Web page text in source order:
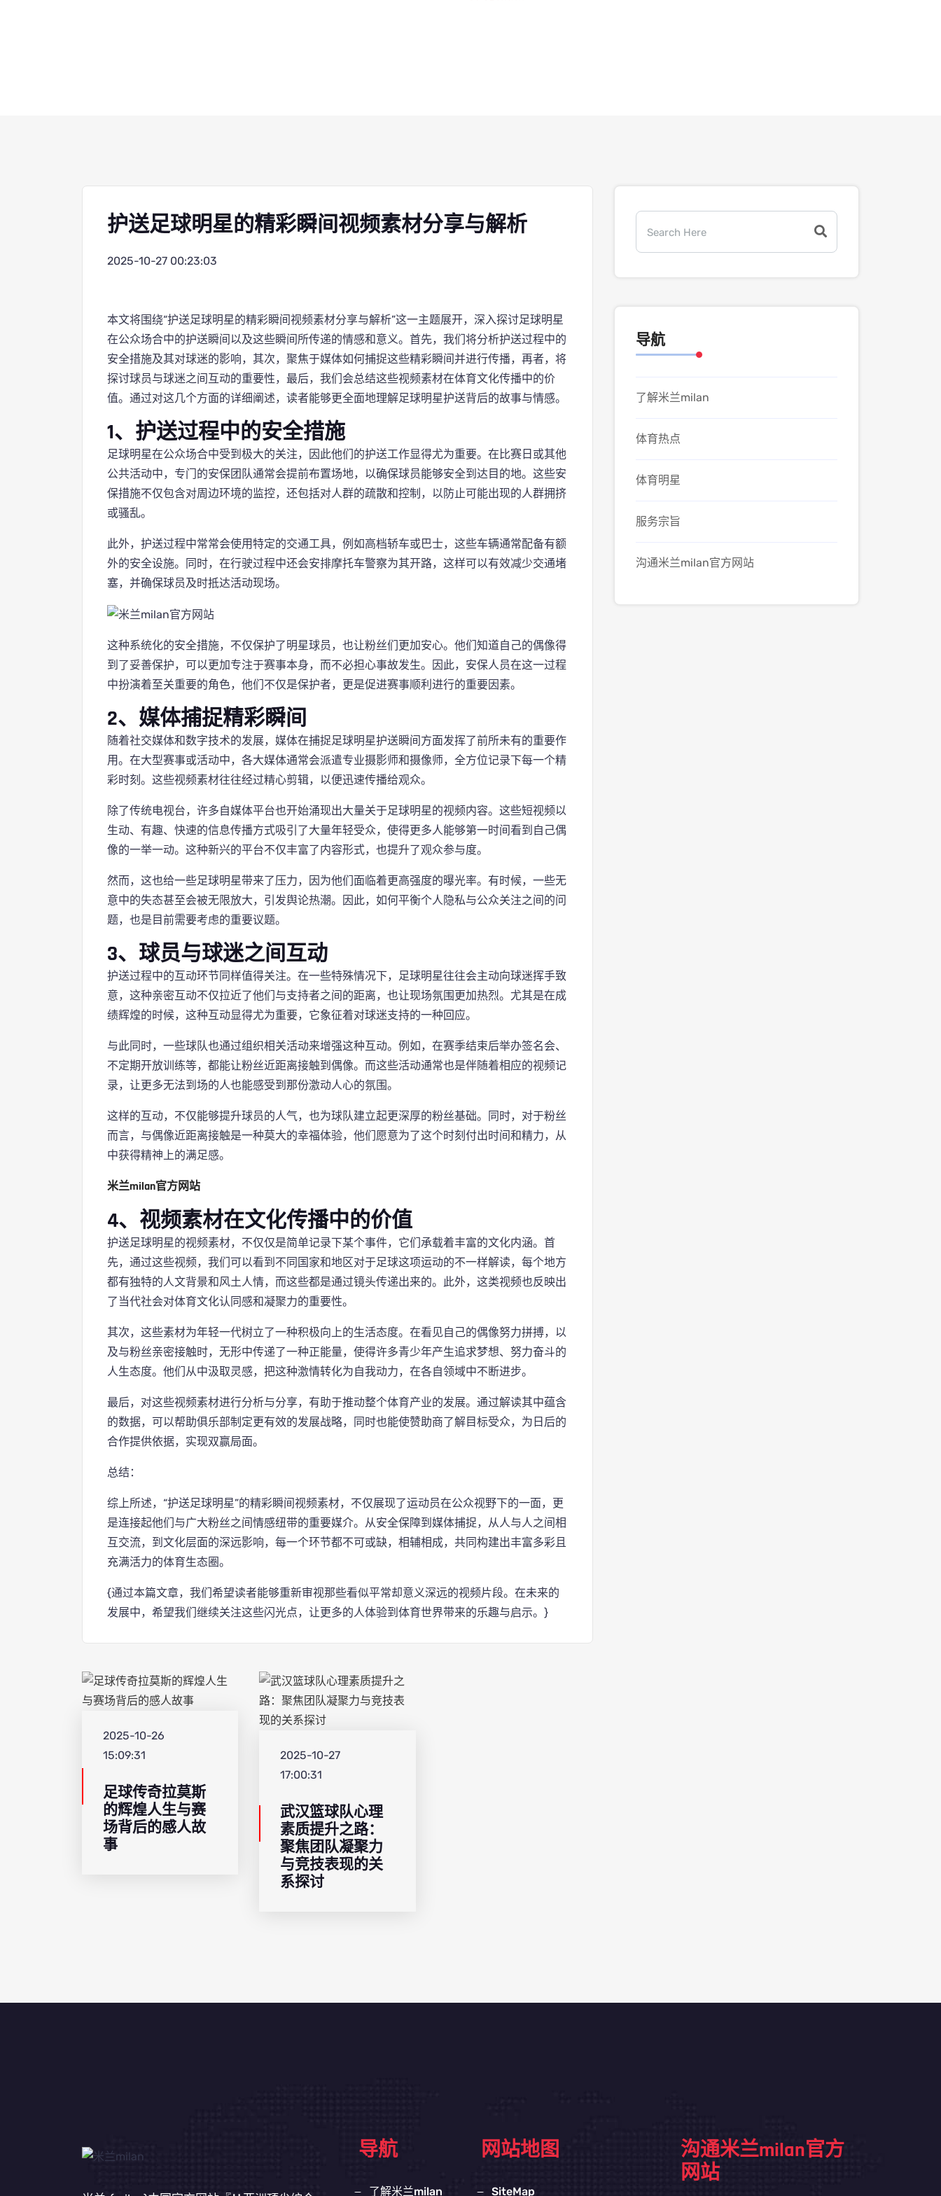
护送足球明星的精彩瞬间视频素材分享与解析
2025-10-27 00:23:03
本文将围绕“护送足球明星的精彩瞬间视频素材分享与解析”这一主题展开，深入探讨足球明星
在公众场合中的护送瞬间以及这些瞬间所传递的情感和意义。首先，我们将分析护送过程中的
安全措施及其对球迷的影响，其次，聚焦于媒体如何捕捉这些精彩瞬间并进行传播，再者，将
探讨球员与球迷之间互动的重要性，最后，我们会总结这些视频素材在体育文化传播中的价
值。通过对这几个方面的详细阐述，读者能够更全面地理解足球明星护送背后的故事与情感。
1、护送过程中的安全措施
足球明星在公众场合中受到极大的关注，因此他们的护送工作显得尤为重要。在比赛日或其他
公共活动中，专门的安保团队通常会提前布置场地，以确保球员能够安全到达目的地。这些安
保措施不仅包含对周边环境的监控，还包括对人群的疏散和控制，以防止可能出现的人群拥挤
或骚乱。
此外，护送过程中常常会使用特定的交通工具，例如高档轿车或巴士，这些车辆通常配备有额
外的安全设施。同时，在行驶过程中还会安排摩托车警察为其开路，这样可以有效减少交通堵
塞，并确保球员及时抵达活动现场。
这种系统化的安全措施，不仅保护了明星球员，也让粉丝们更加安心。他们知道自己的偶像得
到了妥善保护，可以更加专注于赛事本身，而不必担心事故发生。因此，安保人员在这一过程
中扮演着至关重要的角色，他们不仅是保护者，更是促进赛事顺利进行的重要因素。
2、媒体捕捉精彩瞬间
随着社交媒体和数字技术的发展，媒体在捕捉足球明星护送瞬间方面发挥了前所未有的重要作
用。在大型赛事或活动中，各大媒体通常会派遣专业摄影师和摄像师，全方位记录下每一个精
彩时刻。这些视频素材往往经过精心剪辑，以便迅速传播给观众。
除了传统电视台，许多自媒体平台也开始涌现出大量关于足球明星的视频内容。这些短视频以
生动、有趣、快速的信息传播方式吸引了大量年轻受众，使得更多人能够第一时间看到自己偶
像的一举一动。这种新兴的平台不仅丰富了内容形式，也提升了观众参与度。
然而，这也给一些足球明星带来了压力，因为他们面临着更高强度的曝光率。有时候，一些无
意中的失态甚至会被无限放大，引发舆论热潮。因此，如何平衡个人隐私与公众关注之间的问
题，也是目前需要考虑的重要议题。
3、球员与球迷之间互动
护送过程中的互动环节同样值得关注。在一些特殊情况下，足球明星往往会主动向球迷挥手致
意，这种亲密互动不仅拉近了他们与支持者之间的距离，也让现场氛围更加热烈。尤其是在成
绩辉煌的时候，这种互动显得尤为重要，它象征着对球迷支持的一种回应。
与此同时，一些球队也通过组织相关活动来增强这种互动。例如，在赛季结束后举办签名会、
不定期开放训练等，都能让粉丝近距离接触到偶像。而这些活动通常也是伴随着相应的视频记
录，让更多无法到场的人也能感受到那份激动人心的氛围。
这样的互动，不仅能够提升球员的人气，也为球队建立起更深厚的粉丝基础。同时，对于粉丝
而言，与偶像近距离接触是一种莫大的幸福体验，他们愿意为了这个时刻付出时间和精力，从
中获得精神上的满足感。
米兰milan官方网站
4、视频素材在文化传播中的价值
护送足球明星的视频素材，不仅仅是简单记录下某个事件，它们承载着丰富的文化内涵。首
先，通过这些视频，我们可以看到不同国家和地区对于足球这项运动的不一样解读，每个地方
都有独特的人文背景和风土人情，而这些都是通过镜头传递出来的。此外，这类视频也反映出
了当代社会对体育文化认同感和凝聚力的重要性。
其次，这些素材为年轻一代树立了一种积极向上的生活态度。在看见自己的偶像努力拼搏，以
及与粉丝亲密接触时，无形中传递了一种正能量，使得许多青少年产生追求梦想、努力奋斗的
人生态度。他们从中汲取灵感，把这种激情转化为自我动力，在各自领域中不断进步。
最后，对这些视频素材进行分析与分享，有助于推动整个体育产业的发展。通过解读其中蕴含
的数据，可以帮助俱乐部制定更有效的发展战略，同时也能使赞助商了解目标受众，为日后的
合作提供依据，实现双赢局面。
总结：
综上所述，“护送足球明星”的精彩瞬间视频素材，不仅展现了运动员在公众视野下的一面，更
是连接起他们与广大粉丝之间情感纽带的重要媒介。从安全保障到媒体捕捉，从人与人之间相
互交流，到文化层面的深远影响，每一个环节都不可或缺，相辅相成，共同构建出丰富多彩且
充满活力的体育生态圈。
{通过本篇文章，我们希望读者能够重新审视那些看似平常却意义深远的视频片段。在未来的
发展中，希望我们继续关注这些闪光点，让更多的人体验到体育世界带来的乐趣与启示。}
2025-10-26
15:09:31
足球传奇拉莫斯
的辉煌人生与赛
场背后的感人故
事
2025-10-27
17:00:31
武汉篮球队心理
素质提升之路：
聚焦团队凝聚力
与竞技表现的关
系探讨
导航
了解米兰milan
体育热点
体育明星
服务宗旨
沟通米兰milan官方网站
导航
了解米兰milan
网站地图
SiteMap
沟通米兰milan官方
网站